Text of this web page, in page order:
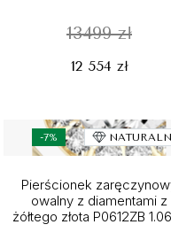
13499 zł
12 554 zł
-7%
Pierścionek
owalny z diamentami z
żółtego złota P0612ZB